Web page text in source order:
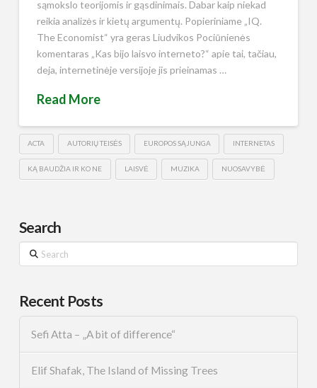
sąmokslo teorijomis ir gąsdinimais. Dabar kaip niekad
reikia analizės ir kietų argumentų. Popieriniame „IQ.
The Economist“ yra geras Liudvikos Pociūnienės
komentaras „Kas bijo laisvo interneto?“ apie tai, tačiau,
deja, internetinėje versijoje jis prieinamas …
Read More
ACTA AUTORIŲ TEISĖS EUROPOS SĄJUNGA INTERNETAS
KĄ BAUDŽIA IR KO NE LAISVĖ MUZIKA NUOSAVYBĖ
Search
Search
Recent Posts
Sefi Atta – „A bit of difference“
Elif Shafak, The Island of Missing Trees